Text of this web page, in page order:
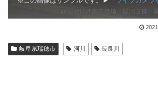
岐阜県瑞穂市 河川 長良川